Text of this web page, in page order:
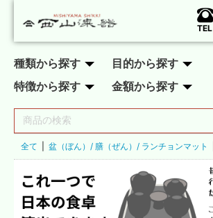
TEL
種類から探す
目的から探す
特徴から探す
金額から探す
全て 盆（ぼん）/ 膳（ぜん）/ ランチョンマット